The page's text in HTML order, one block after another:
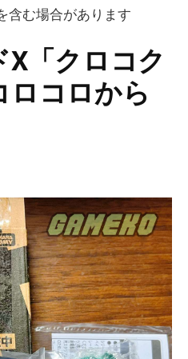
含む場合があります
「クロコク
ロコロから